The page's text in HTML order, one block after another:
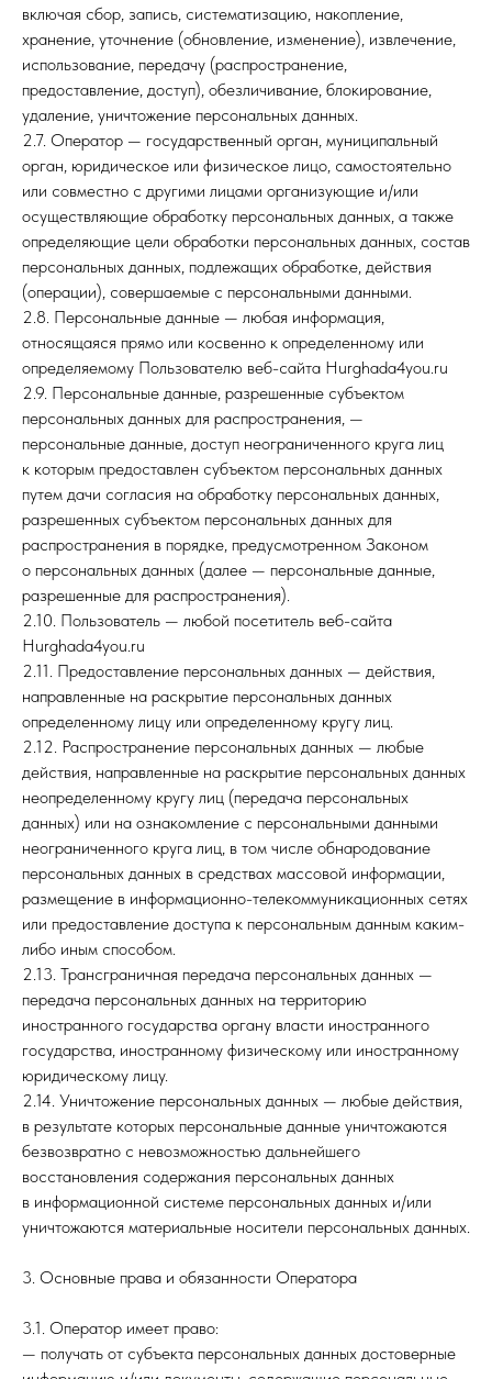
включая сбор, запись, систематизацию, накопление,
хранение, уточнение (обновление, изменение), извлечение,
использование, передачу (распространение,
предоставление, доступ), обезличивание, блокирование,
удаление, уничтожение персональных данных.
2.7. Оператор — государственный орган, муниципальный
орган, юридическое или физическое лицо, самостоятельно
или совместно с другими лицами организующие и/или
осуществляющие обработку персональных данных, а также
определяющие цели обработки персональных данных, состав
персональных данных, подлежащих обработке, действия
(операции), совершаемые с персональными данными.
2.8. Персональные данные — любая информация,
относящаяся прямо или косвенно к определенному или
определяемому Пользователю веб-сайта Hurghada4you.ru
2.9. Персональные данные, разрешенные субъектом
персональных данных для распространения, —
персональные данные, доступ неограниченного круга лиц
к которым предоставлен субъектом персональных данных
путем дачи согласия на обработку персональных данных,
разрешенных субъектом персональных данных для
распространения в порядке, предусмотренном Законом
о персональных данных (далее — персональные данные,
разрешенные для распространения).
2.10. Пользователь — любой посетитель веб-сайта
Hurghada4you.ru
2.11. Предоставление персональных данных — действия,
направленные на раскрытие персональных данных
определенному лицу или определенному кругу лиц.
2.12. Распространение персональных данных — любые
действия, направленные на раскрытие персональных данных
неопределенному кругу лиц (передача персональных
данных) или на ознакомление с персональными данными
неограниченного круга лиц, в том числе обнародование
персональных данных в средствах массовой информации,
размещение в информационно-телекоммуникационных сетях
или предоставление доступа к персональным данным каким-
либо иным способом.
2.13. Трансграничная передача персональных данных —
передача персональных данных на территорию
иностранного государства органу власти иностранного
государства, иностранному физическому или иностранному
юридическому лицу.
2.14. Уничтожение персональных данных — любые действия,
в результате которых персональные данные уничтожаются
безвозвратно с невозможностью дальнейшего
восстановления содержания персональных данных
в информационной системе персональных данных и/или
уничтожаются материальные носители персональных данных.
3. Основные права и обязанности Оператора
3.1. Оператор имеет право:
— получать от субъекта персональных данных достоверные